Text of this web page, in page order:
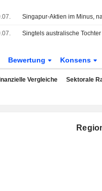
Bewertung Konsens
Vergleiche Sektorale